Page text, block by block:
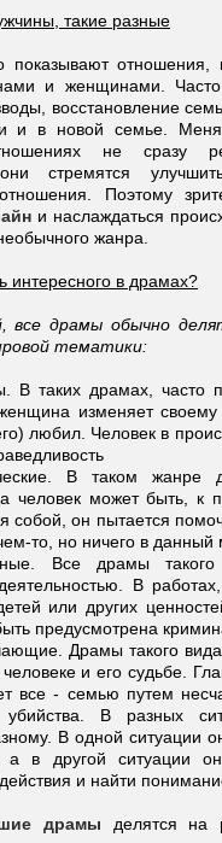
такие разные
отношения,
и женщинами.
восстановление
и в новой семье.
не сразу
стремятся
Поэтому
и наслаждаться
жанра.
интересного в драмах?
все драмы обычно
тематики:
В таких драмах, часто
изменяет своему
любил. Человек в
В таком жанре
человек может быть, к
собой, он пытается
то, но ничего в
Все драмы
В
или других
предусмотрена
Драмы такого
и его судьбе.
все - семью путем
убийства. В разных
В одной ситуации
а в другой ситуации
и найти
драмы делятся на